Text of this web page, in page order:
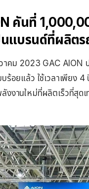
คันที่
แบรนด์ที่ผลิตร
าคม 2023 GAC AION
ร้อยแล้ว ใช้เวลาเพียง
งงานใหม่ที่ผลิตเร็วที่สุด